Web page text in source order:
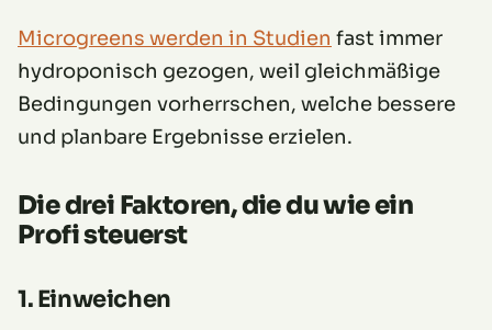
Microgreens werden in Studien fast immer
hydroponisch gezogen, weil gleichmäßige
Bedingungen vorherrschen, welche bessere
und planbare Ergebnisse erzielen.
Die drei Faktoren, die du wie ein
Profi steuerst
1. Einweichen